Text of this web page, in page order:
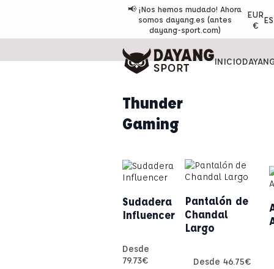
📢 ¡Nos hemos mudado! Ahora
somos dayang.es (antes
dayang-sport.com)
EUR
€ ES
INICIO
Thunder
Gaming
Sudadera
Influencer
Desde
79.73€
Pantalón de
Chandal
Largo
Desde 46.75€